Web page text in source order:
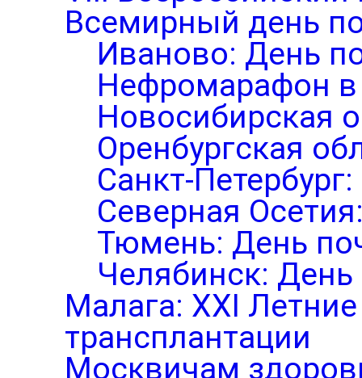
Всемирный день
Иваново: День
Нефромарафон
Новосибирская
Оренбургская
Санкт-
Северная
Тюмень: День
Челябинск: День
Малага: XXI
трансплантации
Москвичам